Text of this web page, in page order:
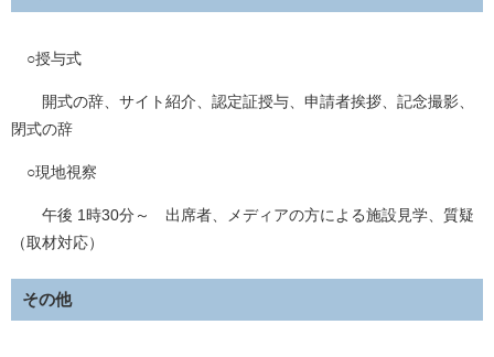
○授与式
開式の辞、サイト紹介、認定証授与、申請者挨拶、記念撮影、
閉式の辞
○現地視察
午後 1時30分～ 出席者、メディアの方による施設見学、質疑
（取材対応）
その他